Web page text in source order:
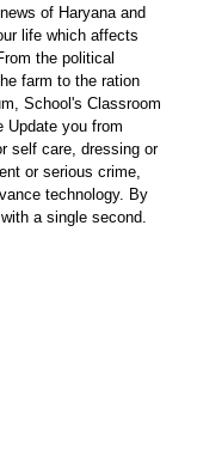
of Haryana and
life which affects
the political
farm to the ration
School's Classroom
Update you from
self care, dressing or
or serious crime,
technology. By
a single second.